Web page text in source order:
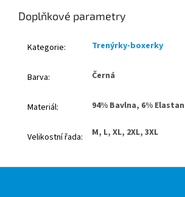
Doplňkové parametry
Kategorie: Trenýrky-boxerky
Barva: Černá
Materiál: 94% Bavlna, 6% Elastan
Velikostní řada: M, L, XL, 2XL, 3XL